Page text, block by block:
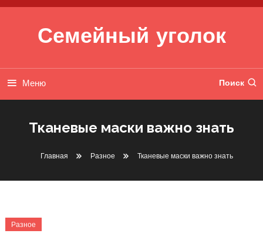
Перейти к содержимому
Семейный уголок
Меню Поиск
Тканевые маски важно знать
Главная Разное Тканевые маски важно знать
Разное